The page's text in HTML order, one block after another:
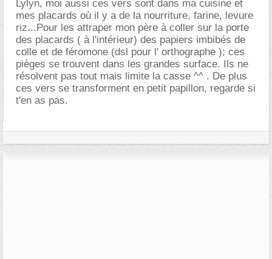
Lylyn, moi aussi ces vers sont dans ma cuisine et
mes placards où il y a de la nourriture, farine, levure
riz...Pour les attraper mon père à coller sur la porte
des placards ( à l'intérieur) des papiers imbibés de
colle et de féromone (dsl pour l' orthographe ); ces
pièges se trouvent dans les grandes surface. Ils ne
résolvent pas tout mais limite la casse ^^ . De plus
ces vers se transforment en petit papillon, regarde si
t'en as pas.